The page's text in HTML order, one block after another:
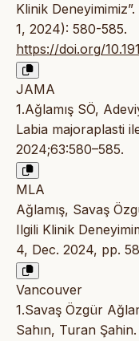
Klinik Deneyimimiz”.
1, 2024): 580-585.
https://doi.org/
JAMA
1.Ağlamış SÖ,
Labia majoraplasti
2024;63:580–585.
MLA
Ağlamış, Savaş
Ilgili Klinik
4, Dec. 2024, pp.
Vancouver
1.Savaş Özgür
Sahın, Turan